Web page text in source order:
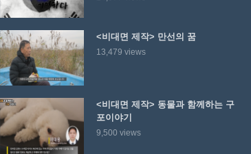
<비대면 제작> 만선의 꿈
13,479 views
<비대면 제작> 동물과 함께하는 구
포이야기
9,500 views